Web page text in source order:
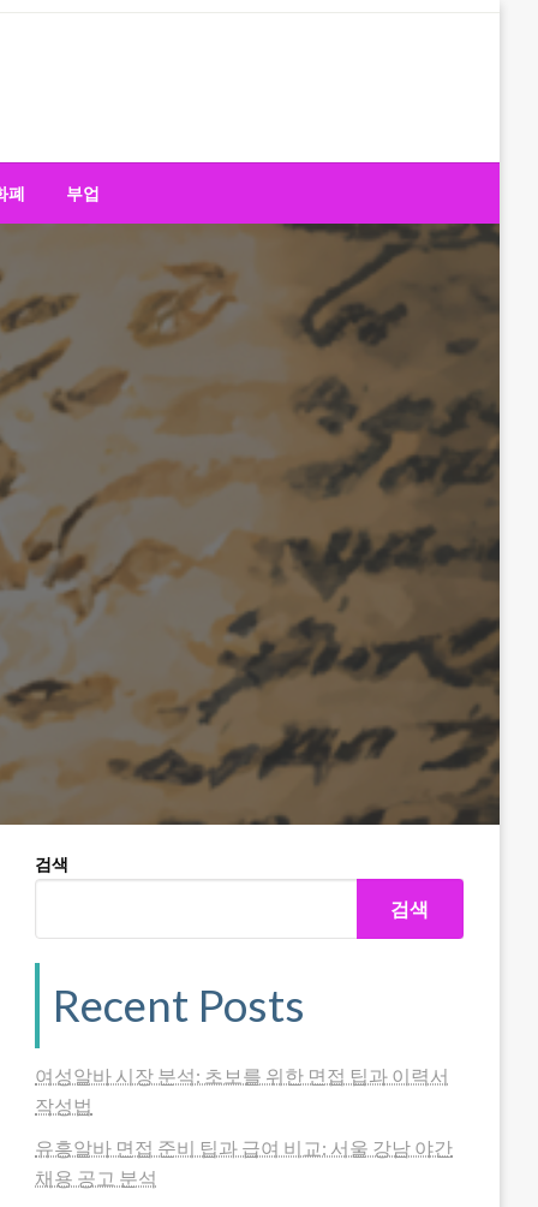
폐 부업
검색
검색
Recent Posts
여성알바 시장 분석: 초보를 위한 면접 팁과 이력서
작성법
유흥알바 면접 준비 팁과 급여 비교: 서울 강남 야간
채용 공고 분석